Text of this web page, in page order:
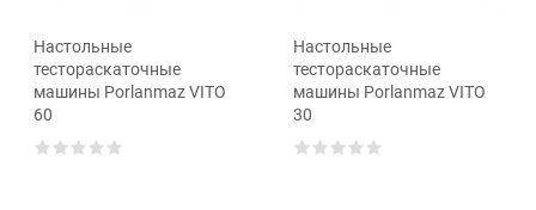
Настольные
тестораскаточные
машины Porlanmaz VITO
60
Настольные
тестораскаточные
машины Porlanmaz VITO
30